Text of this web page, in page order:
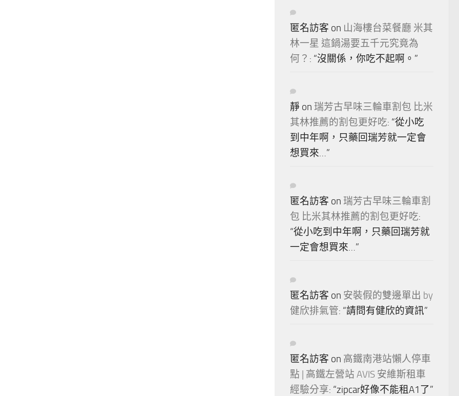
匿名訪客 on 山海樓台菜餐廳 米其
林一星 這鍋湯要五千元究竟為
何？ : “沒關係，你吃不起啊。 ”
靜 on 瑞芳古早味三輪車割包 比米
其林推薦的割包更好吃: “從小吃
到中年啊，只藥回瑞芳就一定會
想買來…”
匿名訪客 on 瑞芳古早味三輪車割
包 比米其林推薦的割包更好吃:
“從小吃到中年啊，只藥回瑞芳就
一定會想買來…”
匿名訪客 on 安裝假的雙邊單出 by
健欣排氣管: “請問有健欣的資訊”
匿名訪客 on 高鐵南港站懶人停車
點 | 高鐵左營站 AVIS 安維斯租車
經驗分享: “zipcar好像不能租A1了”